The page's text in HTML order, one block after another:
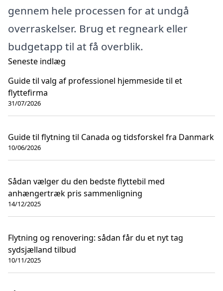
gennem hele processen for at undgå
overraskelser. Brug et regneark eller
budgetapp til at få overblik.
Seneste indlæg
Guide til valg af professionel hjemmeside til et
flyttefirma
31/07/2026
Guide til flytning til Canada og tidsforskel fra Danmark
10/06/2026
Sådan vælger du den bedste flyttebil med
anhængertræk pris sammenligning
14/12/2025
Flytning og renovering: sådan får du et nyt tag
sydsjælland tilbud
10/11/2025